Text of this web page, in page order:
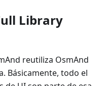
Library
reutiliza OsmAnd
Básicamente, todo el